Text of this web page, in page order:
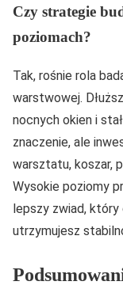
Czy strategie
poziomach?
Tak, rośnie rola
warstwowej.
nocnych okien i
znaczenie, ale
warsztatu, koszar,
Wysokie poziomy
lepszy zwiad, który
utrzymujesz